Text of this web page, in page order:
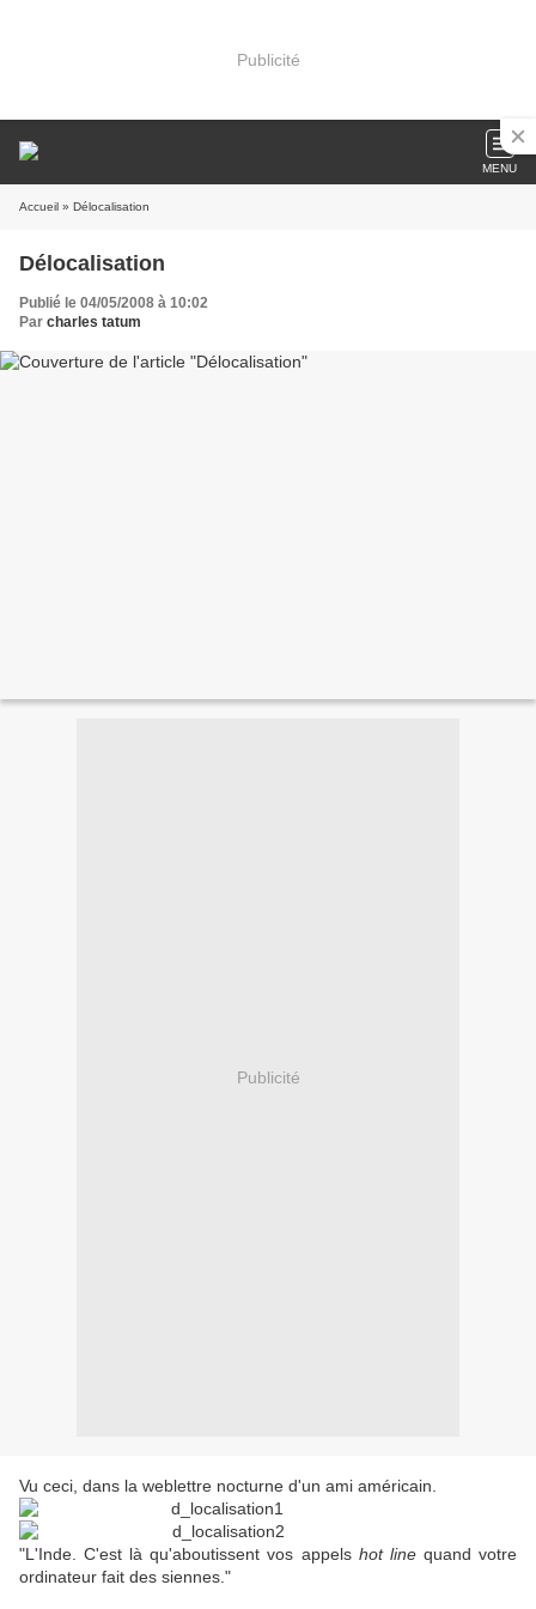
Publicité
MENU
Accueil » Délocalisation
Délocalisation
Publié le 04/05/2008 à 10:02
Par charles tatum
Publicité
Vu ceci, dans la weblettre nocturne d'un ami américain.
"L'Inde. C'est là qu'aboutissent vos appels hot linequand votre
ordinateur fait des siennes."